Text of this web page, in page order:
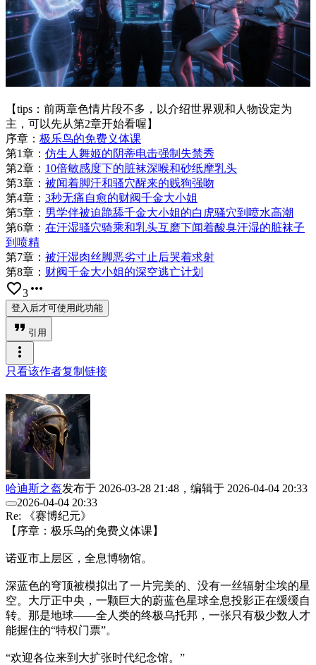
【tips：前两章色情片段不多，以介绍世界观和人物设定为
主，可以先从第2章开始看喔】
序章： 极乐鸟的免费义体课
第1章： 仿生人舞姬的阴蒂电击强制失禁秀
第2章： 10倍敏感度下的脏袜深喉和砂纸摩乳头
第3章： 被闻着脚汗和骚穴醒来的贱狗强吻
第4章： 3秒无痛自愈的财阀千金大小姐
第5章： 男学伴被迫跪舔千金大小姐的白虎骚穴到喷水高潮
第6章： 在汗湿骚穴骑乘和乳头互磨下闻着酸臭汗湿的脏袜子
到喷精
第7章： 被汗湿肉丝脚恶劣寸止后哭着求射
第8章： 财阀千金大小姐的深空逃亡计划
favorite_border3 more_horiz
登入后才可使用此功能
format_quote 引用
more_vert
只看该作者复制链接
哈迪斯之盔发布于 2026-03-28 21:48 ，编辑于 2026-04-04 20:33
2026-04-04 20:33
Re: 《赛博纪元》
【序章：极乐鸟的免费义体课】
诺亚市上层区，全息博物馆。
深蓝色的穹顶被模拟出了一片完美的、没有一丝辐射尘埃的星
空。大厅正中央，一颗巨大的蔚蓝色星球全息投影正在缓缓自
转。那是地球——全人类的终极乌托邦，一张只有极少数人才
能握住的“特权门票”。
“欢迎各位来到大扩张时代纪念馆。”